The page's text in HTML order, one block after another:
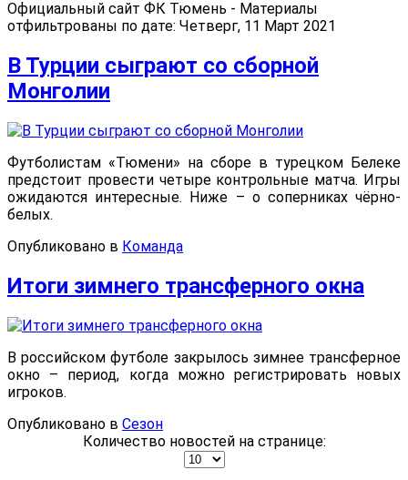
Официальный сайт ФК Тюмень - Материалы
отфильтрованы по дате: Четверг, 11 Март 2021
В Турции сыграют со сборной
Монголии
Футболистам «Тюмени» на сборе в турецком Белеке
предстоит провести четыре контрольные матча. Игры
ожидаются интересные. Ниже – о соперниках чёрно-
белых.
Опубликовано в Команда
Итоги зимнего трансферного окна
В российском футболе закрылось зимнее трансферное
окно – период, когда можно регистрировать новых
игроков.
Опубликовано в Сезон
Количество новостей на странице: